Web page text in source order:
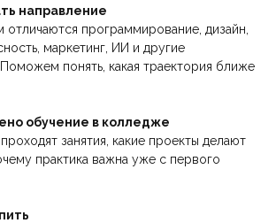
направление
отличаются программирование, дизайн,
маркетинг, ИИ и другие
понять, какая траектория ближе
обучение в колледже
занятия, какие проекты делают
практика важна уже с первого